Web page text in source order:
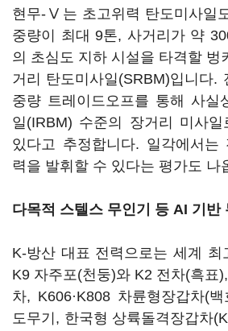
현무-Ⅴ는 초고위력 탄도미사일
중량이 최대 9톤, 사거리가 약
의 초심도 지하 시설을 타격할 벙
거리 탄도미사일(SRBM)입니다.
중량 트레이드오프를 통해 사실
일(IRBM) 수준의 장거리 미사
있다고 추정합니다. 일각에서는
력을 발휘할 수 있다는 평가도 나
다목적 스텔스 무인기 등 AI 기반
K-방산 대표 전력으로는 세계 최
K9 자주포(천둥)와 K2 전차(흑표
차, K606·K808 차륜형장갑차(
도무기, 한국형 상륙돌격장갑차